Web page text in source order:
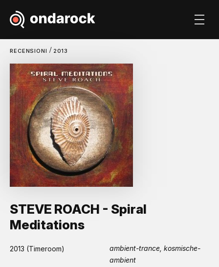
RECENSIONI / 2013
STEVE ROACH - Spiral
Meditations
2013 (Timeroom)
ambient-trance, kosmische-
ambient